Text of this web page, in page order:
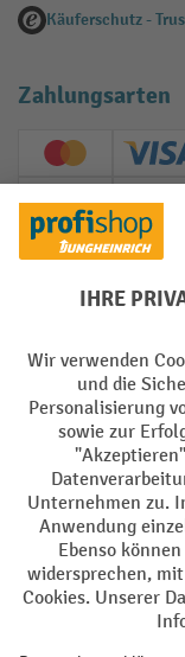
Käuferschutz -
Zahlungsarten
Creditcard
PayPal
Soziale
Impressum
Barrierefreiheit
Alle Preise exkl.
¹ Der Rabatt gilt so